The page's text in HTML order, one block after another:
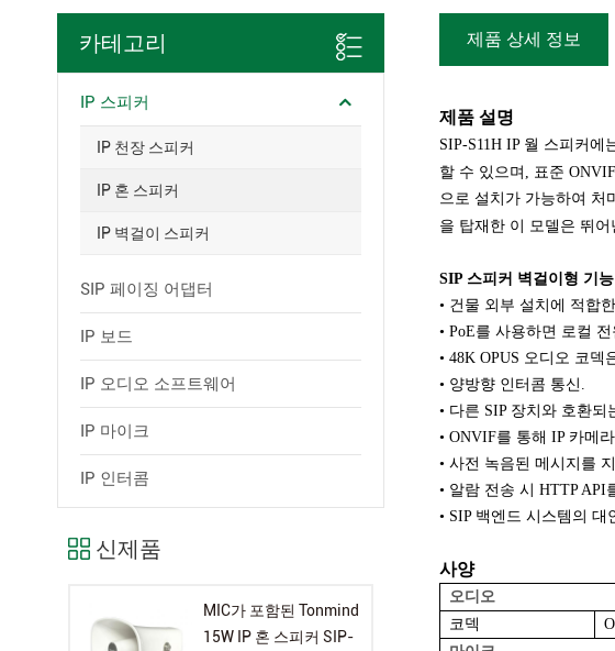
카테고리
IP 스피커
IP 천장 스피커
IP 혼 스피커
IP 벽걸이 스피커
SIP 페이징 어댑터
IP 보드
IP 오디오 소프트웨어
IP 마이크
IP 인터콤
신제품
MIC가 포함된 Tonmind
15W IP 혼 스피커 SIP-
제품 상세 정보
제품 설명
SIP-S11H IP 월 스피커
할 수 있으며, 표준
으로 설치가 가능하여 처
을 탑재한 이 모델은 뛰어
SIP 스피커 벽걸이형 기능
• 건물 외부 설치에 적합
• PoE를 사용하면 로컬
• 48K OPUS 오디오 코덱
• 양방향 인터콤 통신.
• 다른 SIP 장치와 호환되
• ONVIF를 통해 IP 카메
• 사전 녹음된 메시지를
• 알람 전송 시 HTTP API
• SIP 백엔드 시스템의 대
사양
오디오
코덱